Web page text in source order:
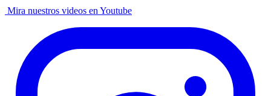
Mira nuestros videos en Youtube